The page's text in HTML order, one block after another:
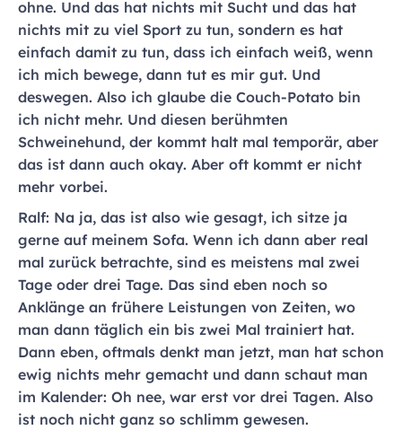
ohne. Und das hat nichts mit Sucht und das hat
nichts mit zu viel Sport zu tun, sondern es hat
einfach damit zu tun, dass ich einfach weiß, wenn
ich mich bewege, dann tut es mir gut. Und
deswegen. Also ich glaube die Couch-Potato bin
ich nicht mehr. Und diesen berühmten
Schweinehund, der kommt halt mal temporär, aber
das ist dann auch okay. Aber oft kommt er nicht
mehr vorbei.
Ralf: Na ja, das ist also wie gesagt, ich sitze ja
gerne auf meinem Sofa. Wenn ich dann aber real
mal zurück betrachte, sind es meistens mal zwei
Tage oder drei Tage. Das sind eben noch so
Anklänge an frühere Leistungen von Zeiten, wo
man dann täglich ein bis zwei Mal trainiert hat.
Dann eben, oftmals denkt man jetzt, man hat schon
ewig nichts mehr gemacht und dann schaut man
im Kalender: Oh nee, war erst vor drei Tagen. Also
ist noch nicht ganz so schlimm gewesen.